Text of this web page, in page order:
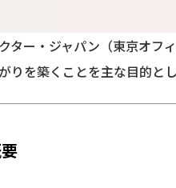
ター・ジャパン（東京オフ
りを築くことを主な目的と